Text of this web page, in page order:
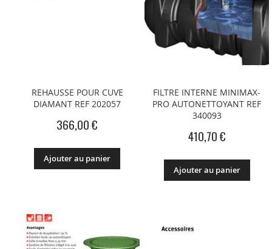
REHAUSSE POUR CUVE
DIAMANT REF 202057
366,00 €
Ajouter au panier
FILTRE INTERNE MINIMAX-
PRO AUTONETTOYANT REF
340093
410,70 €
Ajouter au panier